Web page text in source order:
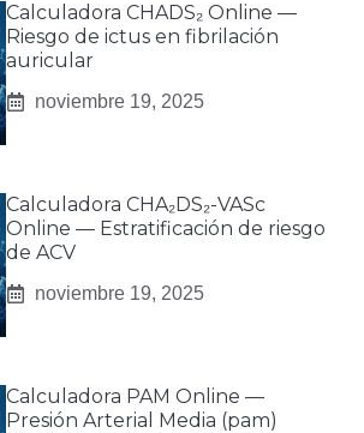
Calculadora CHADS₂ Online —
Riesgo de ictus en fibrilación
auricular
noviembre 19, 2025
Calculadora CHA₂DS₂-VASc
Online — Estratificación de riesgo
de ACV
noviembre 19, 2025
Calculadora PAM Online —
Presión Arterial Media (pam)